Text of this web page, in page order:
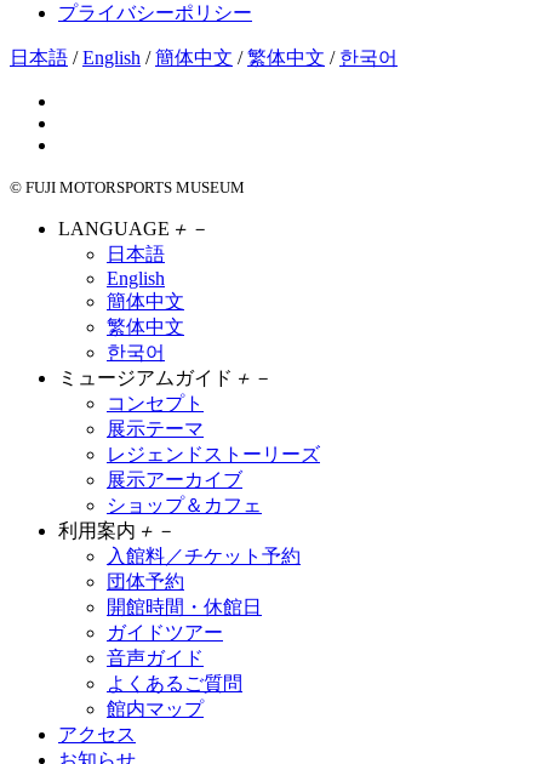
プライバシーポリシー
日本語 /English /簡体中文 /繁体中文 / 한국어
© FUJI MOTORSPORTS MUSEUM
LANGUAGE ＋ －
日本語
English
簡体中文
繁体中文
한국어
ミュージアムガイド ＋ －
コンセプト
展示テーマ
レジェンドストーリーズ
展示アーカイブ
ショップ＆カフェ
利用案内 ＋ －
入館料／チケット予約
団体予約
開館時間・休館日
ガイドツアー
音声ガイド
よくあるご質問
館内マップ
アクセス